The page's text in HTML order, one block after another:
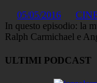
05/05/2016
In questo episodio: la
Ralph Carmichael e
ULTIMI PODCAST